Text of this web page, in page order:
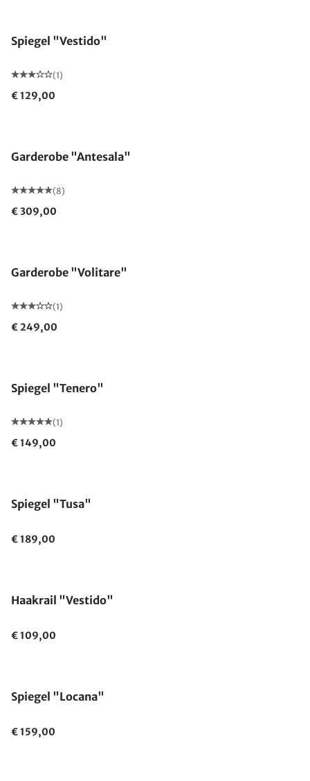
Spiegel "Vestido"
(1)
€ 129,00
Garderobe "Antesala"
(8)
€ 309,00
Garderobe "Volitare"
(1)
€ 249,00
Spiegel "Tenero"
(1)
€ 149,00
Spiegel "Tusa"
€ 189,00
Haakrail "Vestido"
€ 109,00
Spiegel "Locana"
€ 159,00